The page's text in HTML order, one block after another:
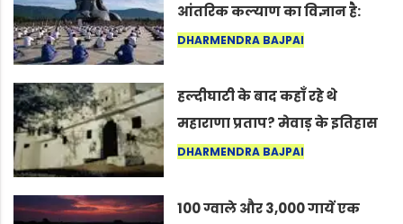
आंतरिक कल्याण का विज्ञान है:
अंतरराष्ट्रीय योग दिवस 2026 पर
DHARMENDRA BAJPAI
हल्दीघाटी के बाद कहाँ रहे थे
महाराणा प्रताप? मेवाड़ के इतिहास
का वह अनकहा अध्याय जो आज भी
DHARMENDRA BAJPAI
100 ग्वाले और 3,000 गायें एक